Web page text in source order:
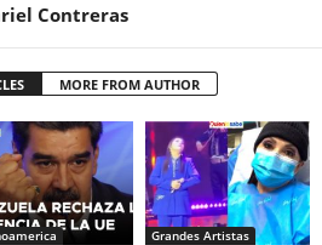
Contreras
MORE FROM AUTHOR
Grandes Artistas